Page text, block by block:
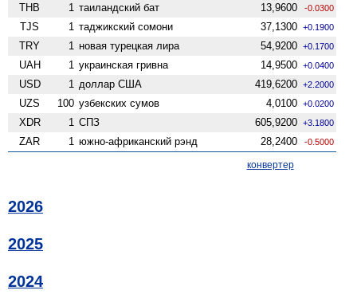
THB 1 таиландский бат 13,9600 -0.0300
TJS 1 таджикский сомони 37,1300 +0.1900
TRY 1 новая турецкая лира 54,9200 +0.1700
UAH 1 украинская гривна 14,9500 +0.0400
USD 1 доллар США 419,6200 +2.2000
UZS 100 узбекских сумов 4,0100 +0.0200
XDR 1 СПЗ 605,9200 +3.1800
ZAR 1 южно-африканский рэнд 28,2400 -0.5000
конвертер
2026
2025
2024